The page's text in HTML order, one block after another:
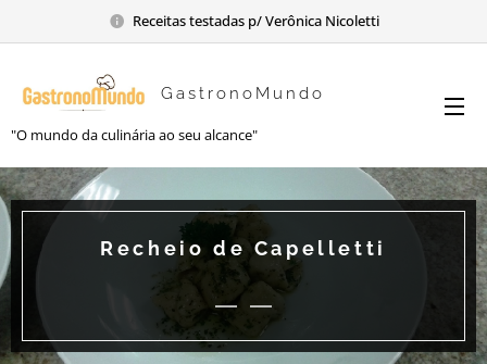
Receitas testadas p/ Verônica Nicoletti
GastronoMundo
"O mundo da culinária ao seu alcance"
Recheio de Capelletti